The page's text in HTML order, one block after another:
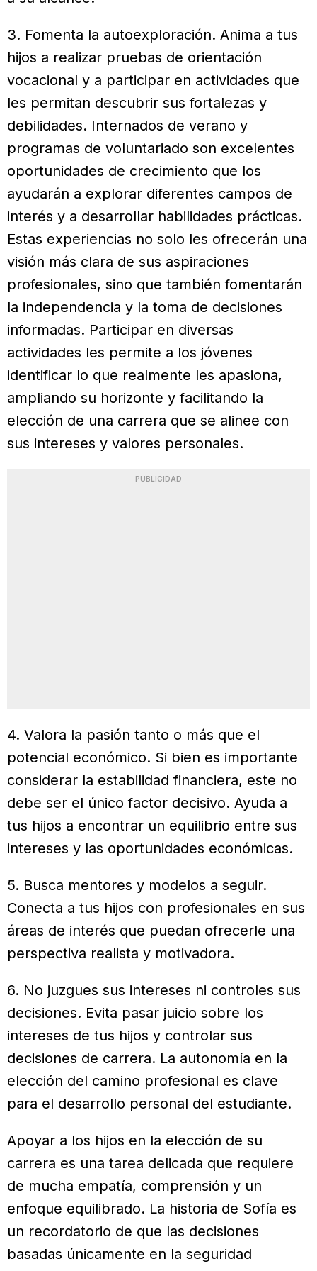
3. Fomenta la autoexploración. Anima a tus
hijos a realizar pruebas de orientación
vocacional y a participar en actividades que
les permitan descubrir sus fortalezas y
debilidades. Internados de verano y
programas de voluntariado son excelentes
oportunidades de crecimiento que los
ayudarán a explorar diferentes campos de
interés y a desarrollar habilidades prácticas.
Estas experiencias no solo les ofrecerán una
visión más clara de sus aspiraciones
profesionales, sino que también fomentarán
la independencia y la toma de decisiones
informadas. Participar en diversas
actividades les permite a los jóvenes
identificar lo que realmente les apasiona,
ampliando su horizonte y facilitando la
elección de una carrera que se alinee con
sus intereses y valores personales.
PUBLICIDAD
4. Valora la pasión tanto o más que el
potencial económico. Si bien es importante
considerar la estabilidad financiera, este no
debe ser el único factor decisivo. Ayuda a
tus hijos a encontrar un equilibrio entre sus
intereses y las oportunidades económicas.
5. Busca mentores y modelos a seguir.
Conecta a tus hijos con profesionales en sus
áreas de interés que puedan ofrecerle una
perspectiva realista y motivadora.
6. No juzgues sus intereses ni controles sus
decisiones. Evita pasar juicio sobre los
intereses de tus hijos y controlar sus
decisiones de carrera. La autonomía en la
elección del camino profesional es clave
para el desarrollo personal del estudiante.
Apoyar a los hijos en la elección de su
carrera es una tarea delicada que requiere
de mucha empatía, comprensión y un
enfoque equilibrado. La historia de Sofía es
un recordatorio de que las decisiones
basadas únicamente en la seguridad